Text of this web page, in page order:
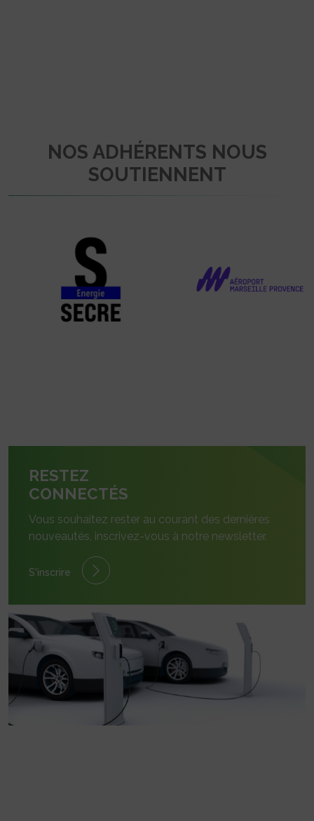
NOS ADHÉRENTS NOUS
SOUTIENNENT
RESTEZ
CONNECTÉS
Vous souhaitez rester au courant des dernières
nouveautés, inscrivez-vous à notre newsletter.
S'inscrire